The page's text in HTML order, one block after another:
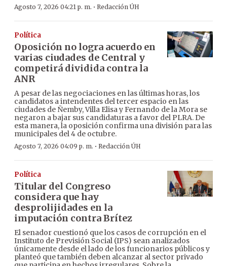
Agosto 7, 2026 04:21 p. m. · Redacción ÚH
Política
Oposición no logra acuerdo en
varias ciudades de Central y
competirá dividida contra la
ANR
A pesar de las negociaciones en las últimas horas, los
candidatos a intendentes del tercer espacio en las
ciudades de Ñemby, Villa Elisa y Fernando de la Mora se
negaron a bajar sus candidaturas a favor del PLRA. De
esta manera, la oposición confirma una división para las
municipales del 4 de octubre.
Agosto 7, 2026 04:09 p. m. · Redacción ÚH
Política
Titular del Congreso
considera que hay
desprolijidades en la
imputación contra Brítez
El senador cuestionó que los casos de corrupción en el
Instituto de Previsión Social (IPS) sean analizados
únicamente desde el lado de los funcionarios públicos y
planteó que también deben alcanzar al sector privado